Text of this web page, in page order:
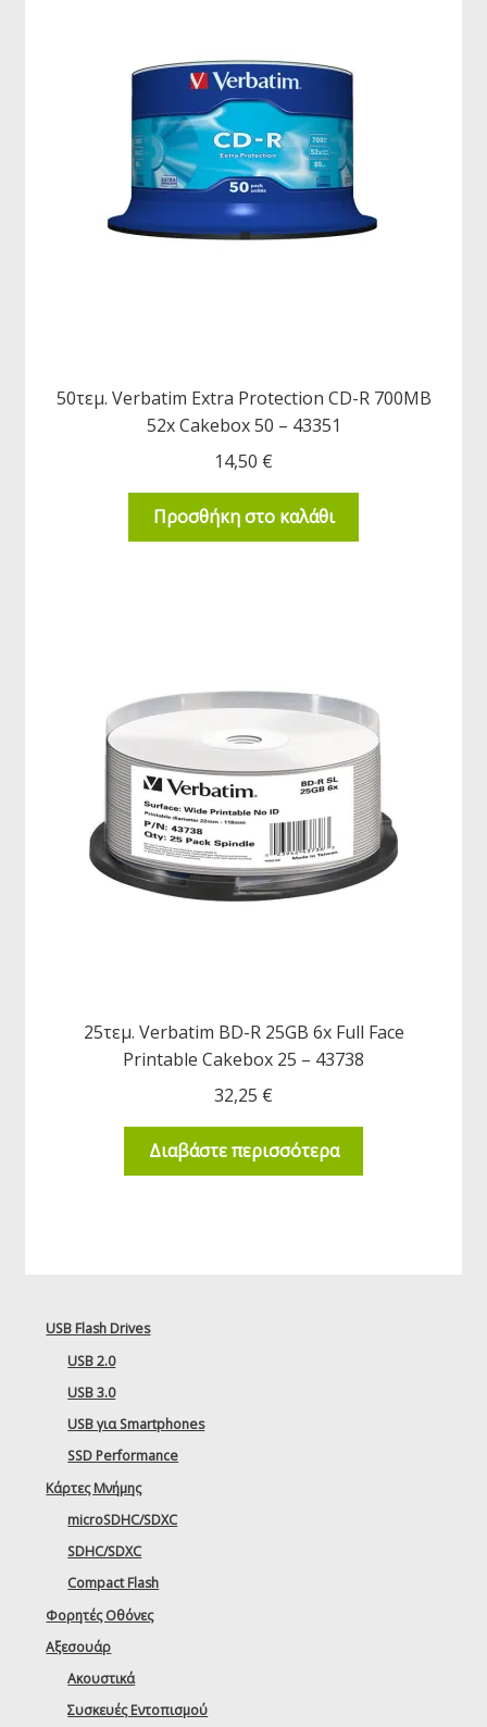
50τεμ. Verbatim Extra Protection CD-R 700MB
52x Cakebox 50 – 43351
14,50 €
Προσθήκη στο καλάθι
25τεμ. Verbatim BD-R 25GB 6x Full Face
Printable Cakebox 25 – 43738
32,25 €
Διαβάστε περισσότερα
USB Flash Drives
USB 2.0
USB 3.0
USB για Smartphones
SSD Performance
Κάρτες Μνήμης
microSDHC/SDXC
SDHC/SDXC
Compact Flash
Φορητές Οθόνες
Αξεσουάρ
Ακουστικά
Συσκευές Εντοπισμού